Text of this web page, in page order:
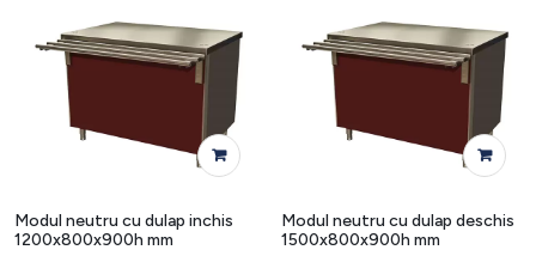
Modul neutru cu dulap inchis
1200x800x900h mm
Modul neutru cu dulap deschis
1500x800x900h mm